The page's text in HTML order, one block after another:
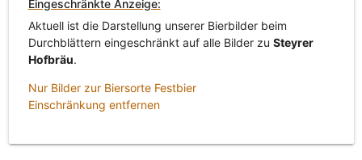
Eingeschränkte Anzeige:
Aktuell ist die Darstellung unserer Bierbilder beim
Durchblättern eingeschränkt auf alle Bilder zu Steyrer
Hofbräu.
Nur Bilder zur Biersorte Festbier
Einschränkung entfernen